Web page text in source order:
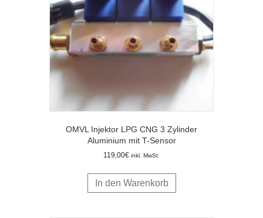
OMVL Injektor LPG CNG 3 Zylinder
Aluminium mit T-Sensor
119,00€ inkl. MwSt.
In den Warenkorb